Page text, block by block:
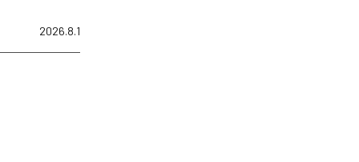
2026.8.1